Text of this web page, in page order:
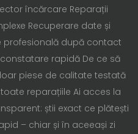
încărcare Reparații
Recuperare date și
profesională după contact
rapidă De ce să
piese de calitate testată
reparațiile Ai acces la
știi exact ce plătești
– chiar și în aceeași zi